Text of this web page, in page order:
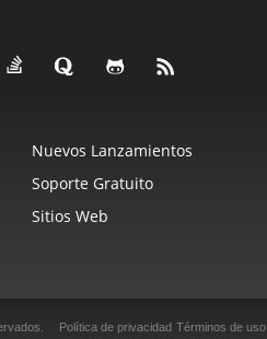
Nuevos Lanzamientos
Soporte Gratuito
Sitios Web
Política de privacidad Términos de uso